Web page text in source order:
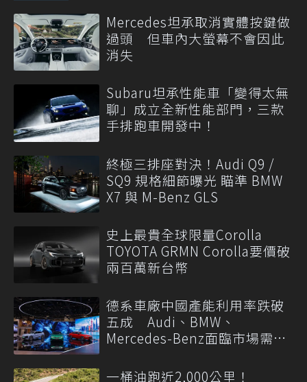
Mercedes坦承取消實體按鍵做
過頭 但車內大螢幕不會因此
消失
Subaru坦承性能車「變得太無
聊」成立全新性能部門，三款
手排跑車開發中！
終極三排座對決！Audi Q9 /
SQ9 規格細節曝光 瞄準 BMW
X7 與 M-Benz GLS
史上最貴全球限量Corolla
TOYOTA GRMN Corolla要價破
兩百萬新台幣
德系車廠中國產能利用率跌破
五成 Audi、BMW、
Mercedes-Benz面臨市場需求
一桶油跑近2,000公里！